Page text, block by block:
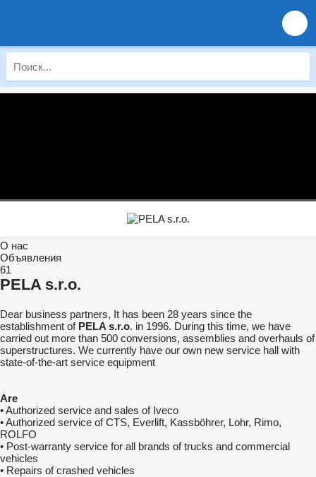
О нас
Объявления
61
PELA s.r.o.
Dear business partners, It has been 28 years since the
establishment of PELA s.r.o. in 1996. During this time, we have
carried out more than 500 conversions, assemblies and overhauls of
superstructures. We currently have our own new service hall with
state-of-the-art service equipment
Are
• Authorized service and sales of Iveco
• Authorized service of CTS, Everlift, Kassböhrer, Lohr, Rimo,
ROLFO
• Post-warranty service for all brands of trucks and commercial
vehicles
• Repairs of crashed vehicles